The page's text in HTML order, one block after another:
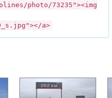
photo/73235"><img
a>